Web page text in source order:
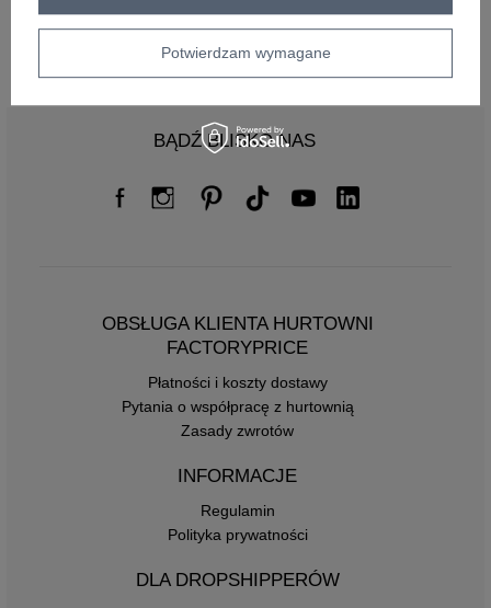
swoją ofertę prawdziwymi hitami!
BĄDŹ BLISKO NAS
OBSŁUGA KLIENTA HURTOWNI
FACTORYPRICE
Płatności i koszty dostawy
Pytania o współpracę z hurtownią
Zasady zwrotów
INFORMACJE
Regulamin
Polityka prywatności
DLA DROPSHIPPERÓW
Potwierdzam wymagane